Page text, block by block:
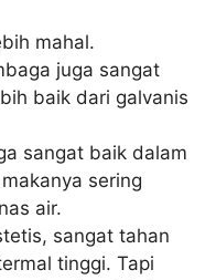
mahal.
juga sangat
baik dari galvanis
sangat baik dalam
sering
air.
sangat tahan
tinggi. Tapi